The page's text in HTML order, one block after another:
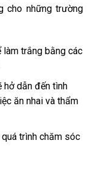
cho những trường
làm trắng bằng các
hở dẫn đến tình
ăn nhai và thẩm
trình chăm sóc